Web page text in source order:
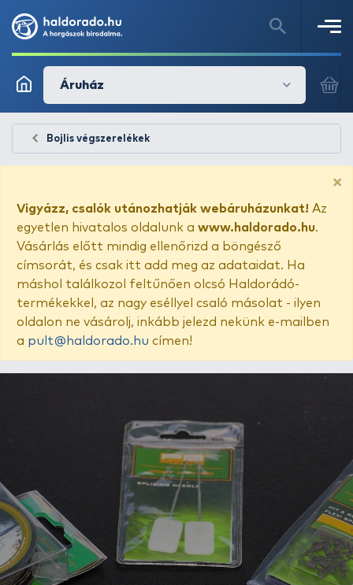
Áruház
Bojlis végszerelékek
×
Vigyázz, csalók utánozhatják webáruházunkat! Az
egyetlen hivatalos oldalunk a www.haldorado.hu.
Vásárlás előtt mindig ellenőrizd a böngésző
címsorát, és csak itt add meg az adataidat. Ha
máshol találkozol feltűnően olcsó Haldorádó-
termékekkel, az nagy eséllyel csaló másolat - ilyen
oldalon ne vásárolj, inkább jelezd nekünk e-mailben
a pult@haldorado.hu címen!